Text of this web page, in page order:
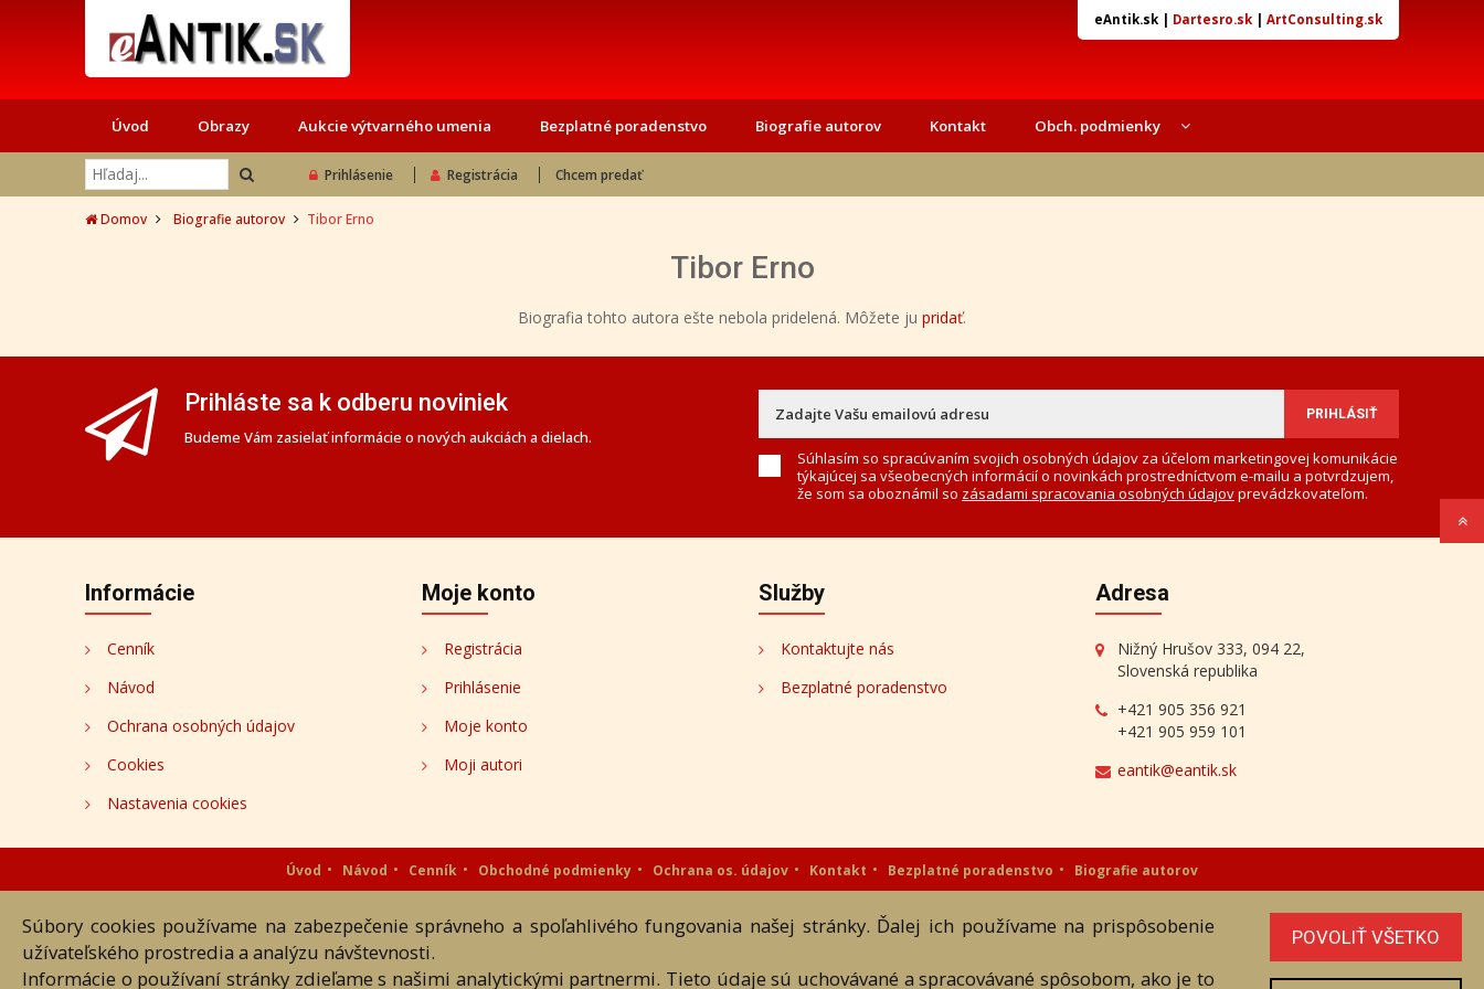
eAntik.sk| Dartesro.sk| ArtConsulting.sk
Úvod Obrazy Aukcie výtvarného umenia Bezplatné poradenstvo Biografie autorov Kontakt Obch. podmienky
Prihlásenie Registrácia Chcem predať
Domov Biografie autorov Tibor Erno
Tibor Erno
Biografia tohto autora ešte nebola pridelená. Môžete ju pridať.
Prihláste sa k odberu noviniek
Budeme Vám zasielať informácie o nových aukciách a dielach.
Súhlasím so spracúvaním svojich osobných údajov za účelom marketingovej komunikácie
týkajúcej sa všeobecných informácií o novinkách prostredníctvom e-mailu a potvrdzujem,
že som sa oboznámil so zásadami spracovania osobných údajovprevádzkovateľom.
Informácie
Cenník
Návod
Ochrana osobných údajov
Cookies
Nastavenia cookies
Moje konto
Registrácia
Prihlásenie
Moje konto
Moji autori
Služby
Kontaktujte nás
Bezplatné poradenstvo
Adresa
Nižný Hrušov 333, 094 22,
Slovenská republika
+421 905 356 921
+421 905 959 101
eantik@eantik.sk
Úvod Návod Cenník Obchodné podmienky Ochrana os. údajov Kontakt Bezplatné poradenstvo Biografie autorov
Akékoľvek používanie obrazových a textových súčastí tejto stránky je podmienené výslovným súhlasom jej vlastníka. Všetky práva sú vyhradené.
Súbory cookies používame na zabezpečenie správneho a spoľahlivého fungovania našej stránky. Ďalej ich používame na prispôsobenie
užívateľského prostredia a analýzu návštevnosti.
Informácie o používaní stránky zdieľame s našimi analytickými partnermi. Tieto údaje sú uchovávané a spracovávané spôsobom, ako je to
POVOLIŤ VŠETKO